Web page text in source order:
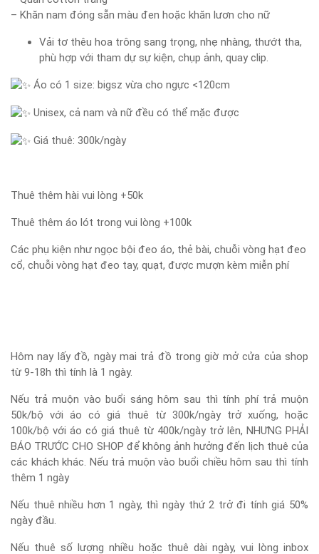
– Khăn nam đóng sẵn màu đen hoặc khăn lươn cho nữ
Vải tơ thêu hoa trông sang trọng, nhẹ nhàng, thướt tha,
phù hợp với tham dự sự kiện, chụp ảnh, quay clip.
Áo có 1 size: bigsz vừa cho ngực <120cm
Unisex, cả nam và nữ đều có thể mặc được
Giá thuê: 300k/ngày
Thuê thêm hài vui lòng +50k
Thuê thêm áo lót trong vui lòng +100k
Các phụ kiện như ngọc bội đeo áo, thẻ bài, chuỗi vòng hạt đeo
cổ, chuỗi vòng hạt đeo tay, quạt, được mượn kèm miễn phí
Hôm nay lấy đồ, ngày mai trả đồ trong giờ mở cửa của shop
từ 9-18h thì tính là 1 ngày.
Nếu trả muộn vào buổi sáng hôm sau thì tính phí trả muộn
50k/bộ với áo có giá thuê từ 300k/ngày trở xuống, hoặc
100k/bộ với áo có giá thuê từ 400k/ngày trở lên, NHƯNG PHẢI
BÁO TRƯỚC CHO SHOP để không ảnh hưởng đến lịch thuê của
các khách khác. Nếu trả muộn vào buổi chiều hôm sau thì tính
thêm 1 ngày
Nếu thuê nhiều hơn 1 ngày, thì ngày thứ 2 trở đi tính giá 50%
ngày đầu.
Nếu thuê số lượng nhiều hoặc thuê dài ngày, vui lòng inbox